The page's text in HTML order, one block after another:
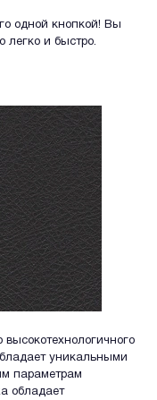
одной кнопкой! Вы
легко и быстро.
уникальными
параметрам
обладает